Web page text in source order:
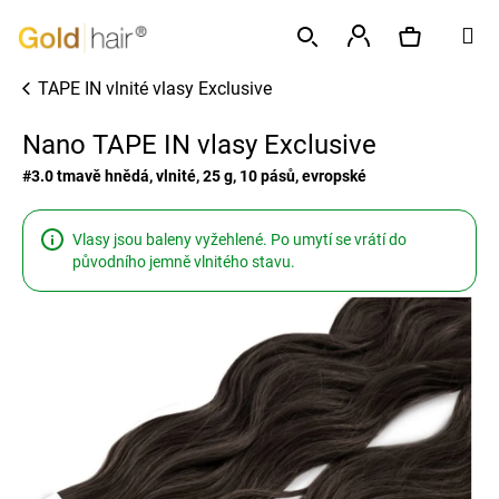
na
obsah
TAPE IN vlnité vlasy Exclusive
Nano TAPE IN vlasy Exclusive
#3.0 tmavě hnědá, vlnité, 25 g, 10 pásů, evropské
Vlasy jsou baleny vyžehlené. Po umytí se vrátí do
původního jemně vlnitého stavu.
Zpět
Zpět
o
p
o
ř
e